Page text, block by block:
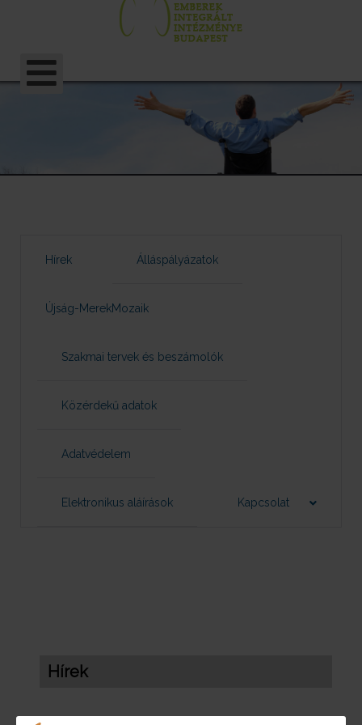
Hírek Álláspályázatok
Újság-MerekMozaik
Szakmai tervek és beszámolók
Közérdekű adatok
Adatvédelem
Elektronikus aláírások Kapcsolat
Hírek